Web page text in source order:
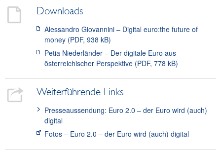
Downloads
Alessandro Giovannini – Digital euro:the future of
money (PDF, 938 kB)
Petia Niederländer – Der digitale Euro aus
österreichischer Perspektive (PDF, 778 kB)
Weiterführende Links
Presseaussendung: Euro 2.0 – der Euro wird (auch)
digital
Fotos – Euro 2.0 – der Euro wird (auch) digital